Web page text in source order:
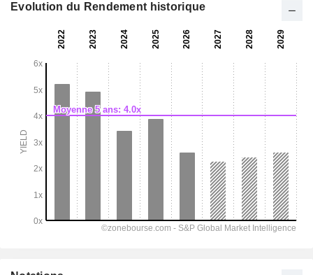
Evolution du Rendement historique